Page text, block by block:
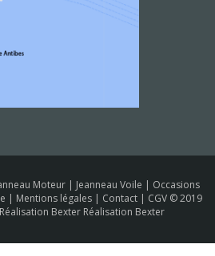
Moteur | Jeanneau Voile | Occasions
| Mentions légales | Contact | CGV © 2019
Réalisation Bexter Réalisation Bexter